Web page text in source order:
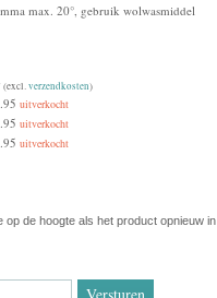
max. 20°, gebruik wolwasmiddel
(excl.verzendkosten)
uitverkocht
uitverkocht
uitverkocht
op de hoogte als het product opnieuw in